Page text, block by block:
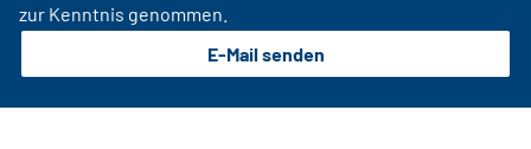
zur Kenntnis genommen.
E-Mail senden